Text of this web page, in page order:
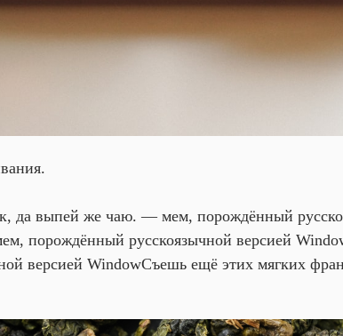
да выпей же чаю. — мем, порождённый
порождённый русскоязычной версией
версией WindowСъешь ещё этих мягких